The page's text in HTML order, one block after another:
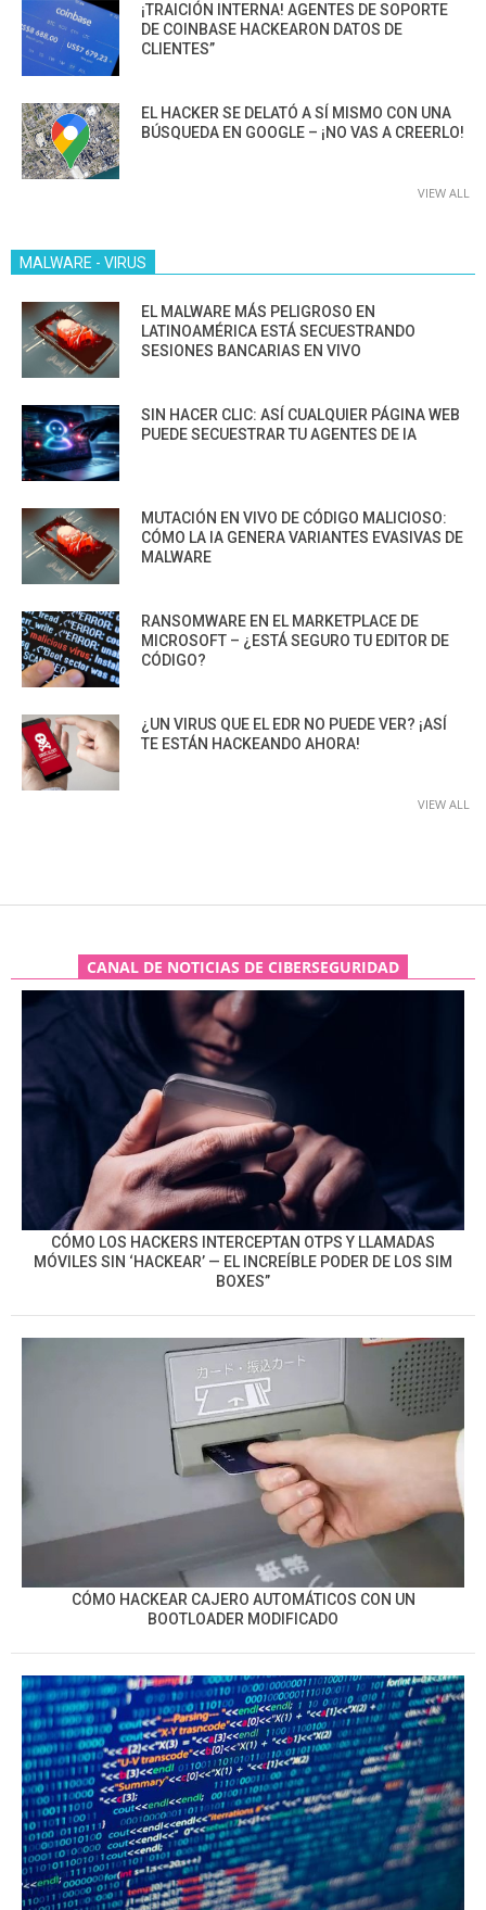
¡TRAICIÓN INTERNA! AGENTES DE SOPORTE
DE COINBASE HACKEARON DATOS DE
CLIENTES”
EL HACKER SE DELATÓ A SÍ MISMO CON UNA
BÚSQUEDA EN GOOGLE – ¡NO VAS A CREERLO!
VIEW ALL
MALWARE - VIRUS
EL MALWARE MÁS PELIGROSO EN
LATINOAMÉRICA ESTÁ SECUESTRANDO
SESIONES BANCARIAS EN VIVO
SIN HACER CLIC: ASÍ CUALQUIER PÁGINA WEB
PUEDE SECUESTRAR TU AGENTES DE IA
MUTACIÓN EN VIVO DE CÓDIGO MALICIOSO:
CÓMO LA IA GENERA VARIANTES EVASIVAS DE
MALWARE
RANSOMWARE EN EL MARKETPLACE DE
MICROSOFT – ¿ESTÁ SEGURO TU EDITOR DE
CÓDIGO?
¿UN VIRUS QUE EL EDR NO PUEDE VER? ¡ASÍ
TE ESTÁN HACKEANDO AHORA!
VIEW ALL
CANAL DE NOTICIAS DE CIBERSEGURIDAD
CÓMO LOS HACKERS INTERCEPTAN OTPS Y LLAMADAS
MÓVILES SIN ‘HACKEAR’ — EL INCREÍBLE PODER DE LOS SIM
BOXES”
CÓMO HACKEAR CAJERO AUTOMÁTICOS CON UN
BOOTLOADER MODIFICADO